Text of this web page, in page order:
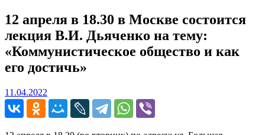
12 апреля в 18.30 в Москве состоится
лекция В.И. Дьяченко на тему:
«Коммунистическое общество и как
его достичь»
11.04.2022